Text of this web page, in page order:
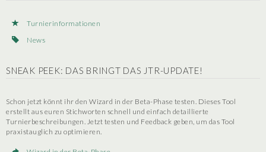
Turnierinformationen
News
SNEAK PEEK: DAS BRINGT DAS JTR-UPDATE!
Schon jetzt könnt ihr den Wizard in der Beta-Phase testen. Dieses Tool
erstellt aus euren Stichworten schnell und einfach detaillierte
Turnierbeschreibungen. Jetzt testen und Feedback geben, um das Tool
praxistauglich zu optimieren.